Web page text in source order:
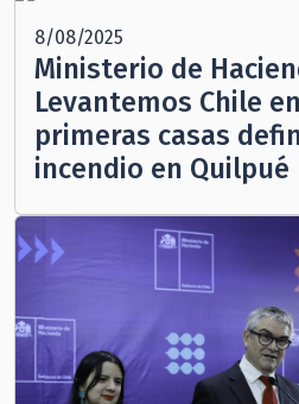
8/08/2025
Ministerio de
Levantemos Chile
primeras casas
incendio en Quilpué